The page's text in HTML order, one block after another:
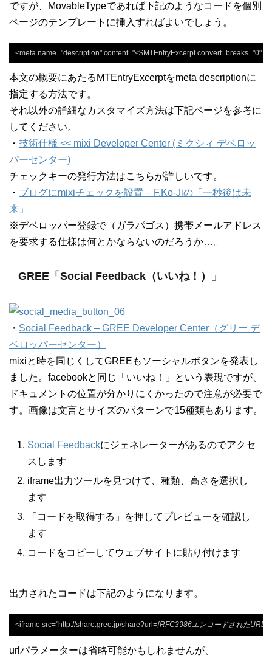
ですが、MovableTypeであれば下記のようなコードを個別
ページのテンプレートに挿入すればよいでしょう。
<meta name="description" content="<$MTEntryExcerpt convert_breaks="0"
本文の概要にあたるMTEntryExcerptをmeta descriptionに
指定する方法です。
それ以外の詳細なカスタマイズ方法は下記ページを参考に
してください。
・ 技術仕様 << mixi Developer Center (ミクシィ デベロッ
パーセンター)
チェックキーの発行方法はこちらが詳しいです。
・ ブログにmixiチェックを設置 – F.Ko-Jiの「一秒後は未
来」
※デベロッパー登録で（ガラパゴス）携帯メールアドレス
を要求する仕様は何とかならないのだろうか…。
GREE「Social Feedback（いいね！）」
・ Social Feedback – GREE Developer Center（グリー デ
ベロッパーセンター）
mixiと時を同じくしてGREEもソーシャルボタンを発表し
ました。facebookと同じ「いいね！」という表現ですが、
ドキュメントの位置が分かりにくかったので注意が必要で
す。画像は文言とサイズのパターンで15種類もあります。
Social Feedbackにジェネレーターがあるのでアクセ
スします
iframe出力ツールを見つけて、種類、高さを選択し
ます
「コードを取得する」を押してプレビューを確認し
ます
コードをコピーしてウェブサイトに貼り付けます
出力されたコードは下記のようになります。
<iframe src="http://share.gree.jp/share?url={RFC3986エンコードされたURL}
urlパラメーターは省略可能かもしれませんが、